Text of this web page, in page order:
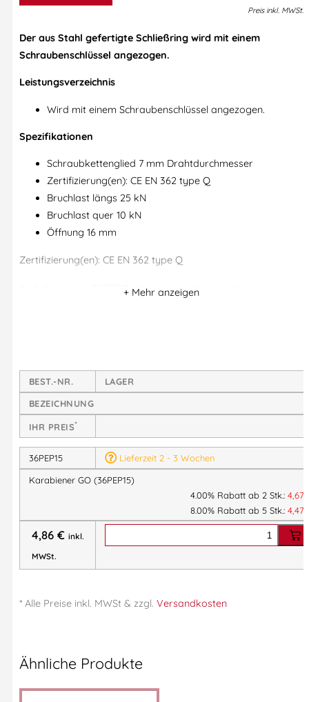
Preis inkl. MWSt.
Der aus Stahl gefertigte Schließring wird mit einem
Schraubenschlüssel angezogen.
Leistungsverzeichnis
Wird mit einem Schraubenschlüssel angezogen.
Spezifikationen
Schraubkettenglied 7 mm Drahtdurchmesser
Zertifizierung(en): CE EN 362 type Q
Bruchlast längs 25 kN
Bruchlast quer 10 kN
Öffnung 16 mm
Zertifizierung(en): CE EN 362 type Q
36PEP15 Kategorien:Absturzsicherung
BEST.-NR.
LAGER
BEZEICHNUNG
IHR PREIS*
36PEP15
Lieferzeit 2 - 3 Wochen
Karabiener GO (36PEP15)
4.00% Rabatt ab 2 Stk.: 4,67
8.00% Rabatt ab 5 Stk.: 4,47
4,86 € inkl.
MWSt.
* Alle Preise inkl. MWSt & zzgl. Versandkosten
Ähnliche Produkte